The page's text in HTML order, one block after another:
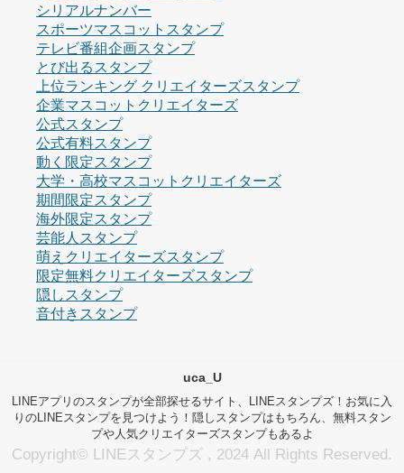
シリアルナンバー
スポーツマスコットスタンプ
テレビ番組企画スタンプ
とび出るスタンプ
上位ランキング クリエイターズスタンプ
企業マスコットクリエイターズ
公式スタンプ
公式有料スタンプ
動く限定スタンプ
大学・高校マスコットクリエイターズ
期間限定スタンプ
海外限定スタンプ
芸能人スタンプ
萌えクリエイターズスタンプ
限定無料クリエイターズスタンプ
隠しスタンプ
音付きスタンプ
uca_U
LINEアプリのスタンプが全部探せるサイト、LINEスタンプズ！お気に入
りのLINEスタンプを見つけよう！隠しスタンプはもちろん、無料スタン
プや人気クリエイターズスタンプもあるよ
Copyright© LINEスタンプズ , 2024 All Rights Reserved.